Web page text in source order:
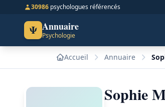
30986 psychologues référencés
Ψ Annuaire
Psychologie
Accueil Annuaire
Sophie